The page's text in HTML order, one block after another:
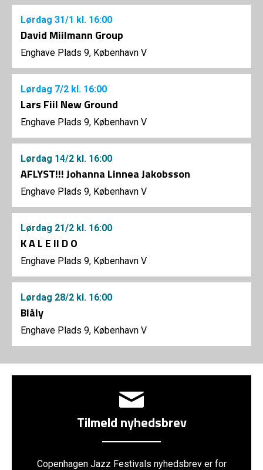
Lørdag 31/1 kl. 16:00
David Miilmann Group
Enghave Plads 9, København V
Lørdag 7/2 kl. 16:00
Lars Fiil New Ground
Enghave Plads 9, København V
Lørdag 14/2 kl. 16:00
AFLYST!!! Johanna Linnea Jakobsson
Enghave Plads 9, København V
Lørdag 21/2 kl. 16:00
K A L E II D O
Enghave Plads 9, København V
Lørdag 28/2 kl. 16:00
Blåly
Enghave Plads 9, København V
Tilmeld nyhedsbrev
Copenhagen Jazz Festivals nyhedsbrev er for